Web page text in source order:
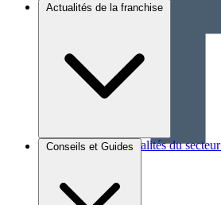
Actualités de la franchise
Brèves et actus Actualités du secteur
Conseils et Guides